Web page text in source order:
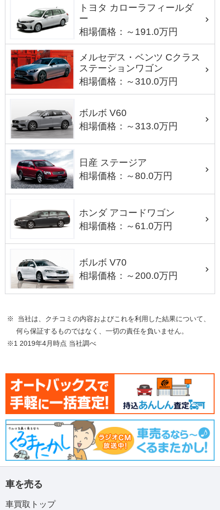
トヨタ カローラフィールダ
ー
相場価格：～191.0万円
メルセデス・ベンツ Cクラス
ステーションワゴン
相場価格：～310.0万円
ボルボ V60
相場価格：～313.0万円
日産 ステージア
相場価格：～80.0万円
ホンダ アコードワゴン
相場価格：～61.0万円
ボルボ V70
相場価格：～200.0万円
※ 当社は、クチコミの内容およびこれを利用した結果について、
何ら保証するものではなく、一切の責任を負いません。
※1 2019年4月時点 当社調べ
車を売る
車買取トップ